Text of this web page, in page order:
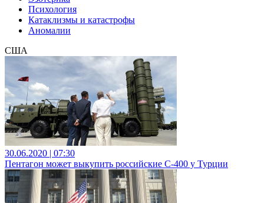
Психология
Катаклизмы и катастрофы
Аномалии
США
30.06.2020 | 07:30
Пентагон может выкупить российские С-400 у Турции